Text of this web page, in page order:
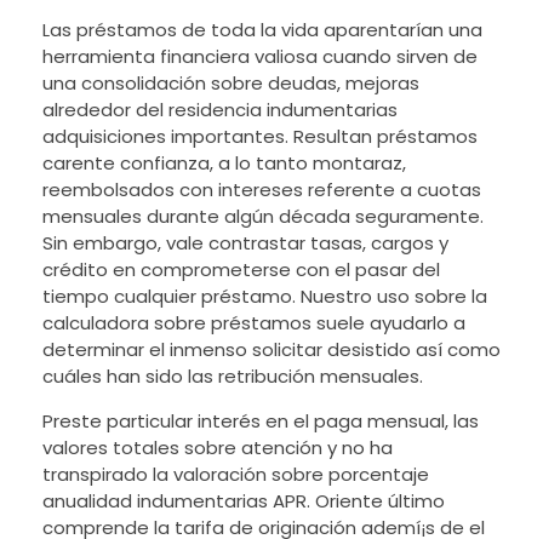
Las préstamos de toda la vida aparentarían una
herramienta financiera valiosa cuando sirven de
una consolidación sobre deudas, mejoras
alrededor del residencia indumentarias
adquisiciones importantes. Resultan préstamos
carente confianza, a lo tanto montaraz,
reembolsados ​​con intereses referente a cuotas
mensuales durante algún década seguramente.
Sin embargo, vale contrastar tasas, cargos y
crédito en comprometerse con el pasar del
tiempo cualquier préstamo. Nuestro uso sobre la
calculadora sobre préstamos suele ayudarlo a
determinar el inmenso solicitar desistido así­ como
cuáles han sido las retribución mensuales.
Preste particular interés en el paga mensual, las
valores totales sobre atención y no ha
transpirado la valoración sobre porcentaje
anualidad indumentarias APR. Oriente último
comprende la tarifa de originación ademí¡s de el